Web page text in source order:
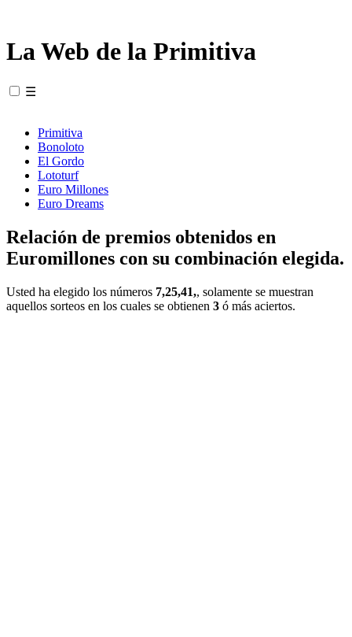
La Web de la Primitiva
☰
Primitiva
Bonoloto
El Gordo
Lototurf
Euro Millones
Euro Dreams
Relación de premios obtenidos en
Euromillones con su combinación elegida.
Usted ha elegido los números 7,25,41,, solamente se muestran
aquellos sorteos en los cuales se obtienen 3 ó más aciertos.